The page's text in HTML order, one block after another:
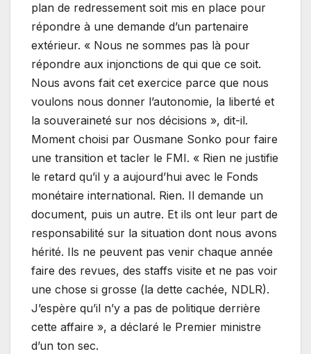
plan de redressement soit mis en place pour
répondre à une demande d’un partenaire
extérieur. « Nous ne sommes pas là pour
répondre aux injonctions de qui que ce soit.
Nous avons fait cet exercice parce que nous
voulons nous donner l’autonomie, la liberté et
la souveraineté sur nos décisions », dit-il.
Moment choisi par Ousmane Sonko pour faire
une transition et tacler le FMI. « Rien ne justifie
le retard qu’il y a aujourd’hui avec le Fonds
monétaire international. Rien. Il demande un
document, puis un autre. Et ils ont leur part de
responsabilité sur la situation dont nous avons
hérité. Ils ne peuvent pas venir chaque année
faire des revues, des staffs visite et ne pas voir
une chose si grosse (la dette cachée, NDLR).
J’espère qu’il n’y a pas de politique derrière
cette affaire », a déclaré le Premier ministre
d’un ton sec.